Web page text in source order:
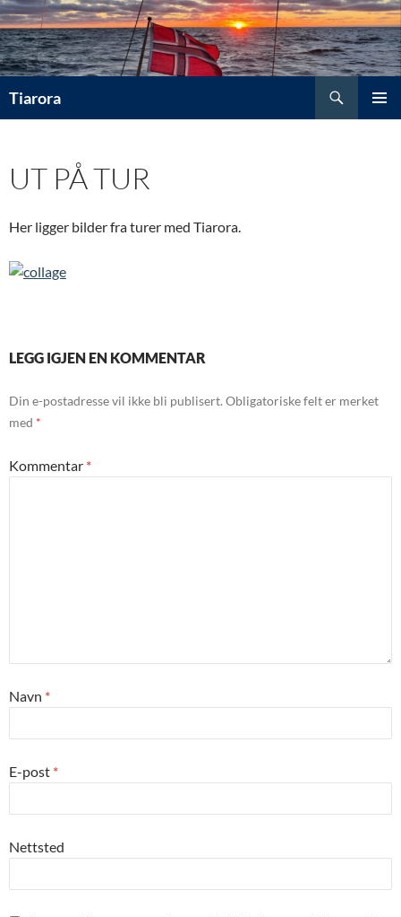
Hopp
til
innhold
Tiarora
UT PÅ TUR
Her ligger bilder fra turer med Tiarora.
LEGG IGJEN EN KOMMENTAR
Din e-postadresse vil ikke bli publisert. Obligatoriske felt er merket
med *
Kommentar *
Navn *
E-post *
Nettsted